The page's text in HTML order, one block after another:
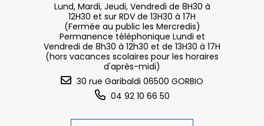
Lund, Mardi, Jeudi, Vendredi de 8H30 à
12H30 et sur RDV de 13H30 à 17H
(Fermée au public les Mercredis)
Permanence téléphonique Lundi et
Vendredi de 8h30 à 12h30 et de 13H30 à 17H
(hors vacances scolaires pour les horaires
d'après-midi)
30 rue Garibaldi 06500 GORBIO
04 92 10 66 50